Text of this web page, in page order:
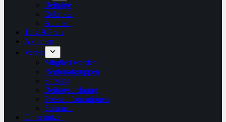
Beiträge
Rubriken
Autoren
1bis19-Preis
Aktionen
Verein
Mitglied werden
Regionalgruppen
Satzung
Beitragsordnung
Presseinformationen
Stimmen
Unterstützen